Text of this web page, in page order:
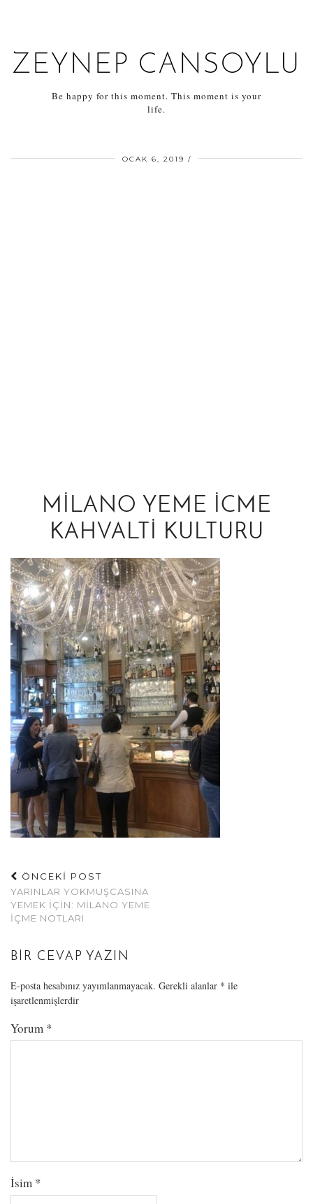
ZEYNEP CANSOYLU
Be happy for this moment. This moment is your
life.
OCAK 6, 2019
MILANO YEME ICME
KAHVALTI KULTURU
ÖNCEKİ POST
YARINLAR YOKMUŞCASINA
YEMEK İÇIN: MILANO YEME
İÇME NOTLARI
BIR CEVAP YAZIN
E-posta hesabınız yayımlanmayacak. Gerekli alanlar * ile
işaretlenmişlerdir
Yorum *
İsim *